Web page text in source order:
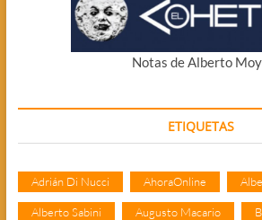
Notas de Alberto
ETIQUETAS
Adrián Di Nucci AhoraOnline
Alberto Sabini Augusto Macario